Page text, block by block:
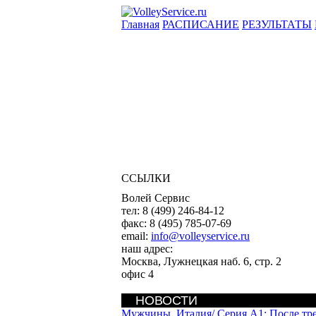
Главная РАСПИСАНИЕ РЕЗУЛЬТАТЫ
ССЫЛКИ
Волей Сервис
тел: 8 (499) 246-84-12
факс: 8 (495) 785-07-69
email: info@volleyservice.ru
наш адрес:
Москва, Лужнецкая наб. 6, стр. 2
офис 4
НОВОСТИ
Мужчины. Италия/Серия А1: После